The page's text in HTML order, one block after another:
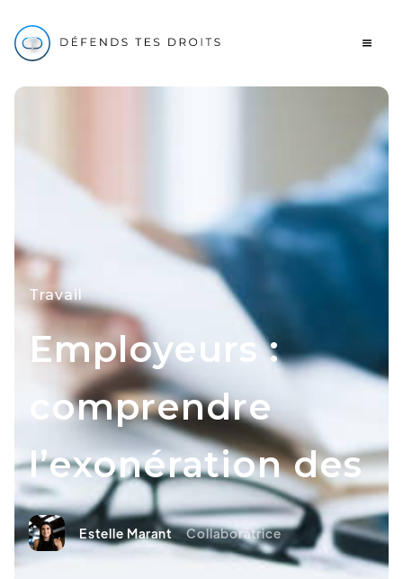
Travail
Employeurs :
comprendre
l’exonération des
Estelle Marant Collaboratrice